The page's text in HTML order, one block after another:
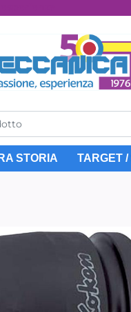
STORIA TARGET /